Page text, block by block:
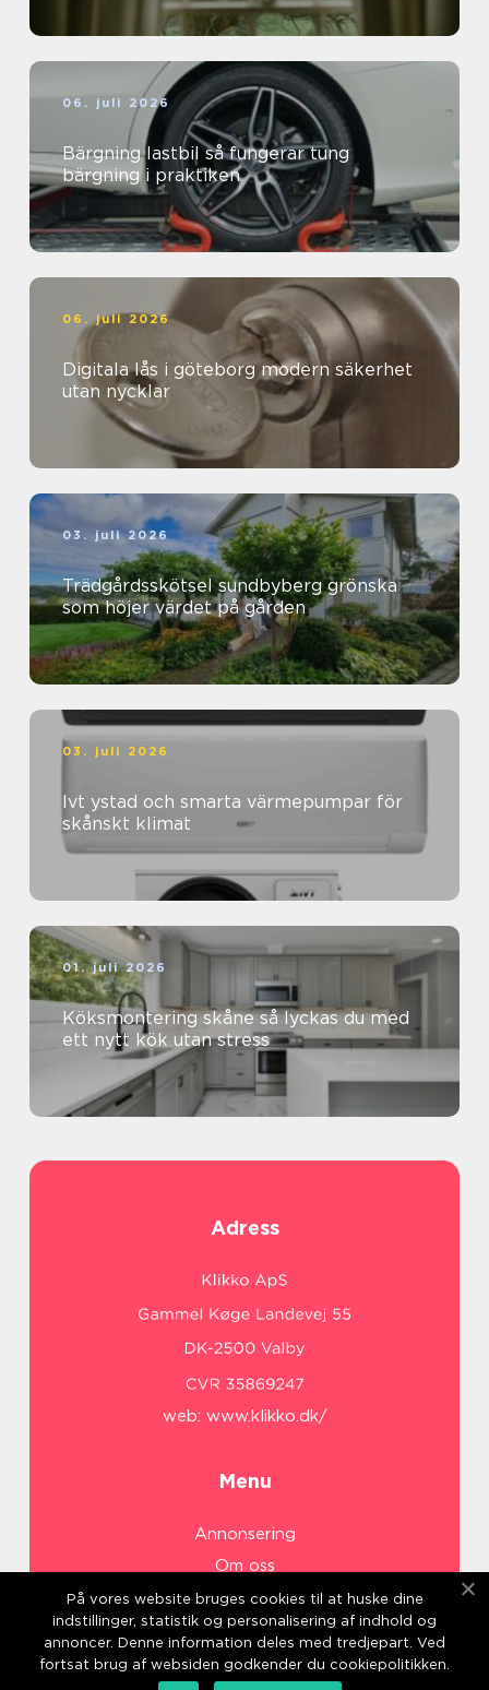
06. juli 2026
Bärgning lastbil så fungerar tung
bärgning i praktiken
06. juli 2026
Digitala lås i göteborg modern säkerhet
utan nycklar
03. juli 2026
Trädgårdsskötsel sundbyberg grönska
som höjer värdet på gården
03. juli 2026
Ivt ystad och smarta värmepumpar för
skånskt klimat
01. juli 2026
Köksmontering skåne så lyckas du med
ett nytt kök utan stress
Adress
web: www.klikko.dk/
Menu
Annonsering
Om oss
Cookies
Kontakta oss
Sitemap
På vores website bruges cookies til at huske dine
indstillinger, statistik og personalisering af indhold og
annoncer. Denne information deles med tredjepart. Ved
fortsat brug af websiden godkender du cookiepolitikken.